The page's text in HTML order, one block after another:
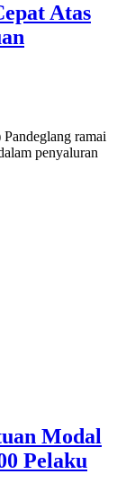
Atas
ramai
penyaluran
Modal
Pelaku